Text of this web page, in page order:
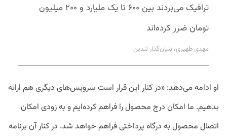
ترافیک می‌بردند بین ۶۰۰ تا یک ملیارد و ۲۰۰ میلیون
تومان ضرر کرده‌اند
مهدی ظهیری، بنیان‌گذار لندین
او ادامه می‌دهد: «در کنار این قرار است سرویس‌های دیگری هم ارائه
بدهیم. ما امکان درج محصول را فراهم کرده‌ایم و به زودی امکان
اتصال محصول به درگاه پرداختی فراهم خواهد شد. در کنار آن برنامه